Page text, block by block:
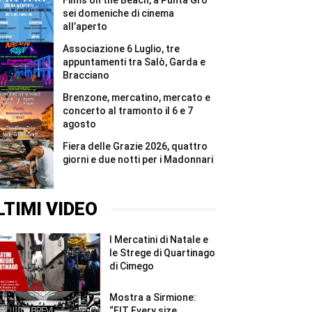
un
anno
#Shorts
sei domeniche di cinema
all’aperto
Associazione 6 Luglio, tre
appuntamenti tra Salò, Garda e
Bracciano
Brenzone, mercatino, mercato e
concerto al tramonto il 6 e 7
agosto
Fiera delle Grazie 2026, quattro
giorni e due notti per i Madonnari
VIDEO
I Mercatini di Natale e
le Strege di Quartinago
di Cimego
Mostra a Sirmione: